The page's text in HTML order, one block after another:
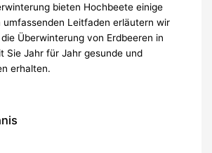
bieten Hochbeete einige
umfassenden Leitfaden erläutern wir
Überwinterung von Erdbeeren in
Sie Jahr für Jahr gesunde und
erhalten.